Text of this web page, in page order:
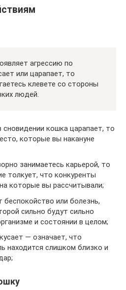
агрессию по
или царапает, то
клевете со стороны
людей.
сновидении кошка царапает, то
которые вы накануне
занимаетесь карьерой, то
толкует, что конкуренты
которые вы рассчитывали;
беспокойство или болезнь,
сильно будут сильно
и состоянии в целом;
— означает, что
находится слишком близко и